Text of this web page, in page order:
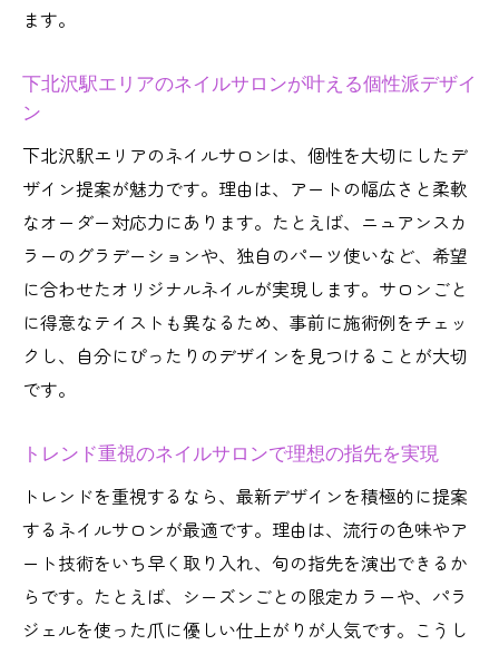
の見つけ方
限に発揮
ネイルサロンの口コミから分かる自分に合
うお店選び
自分らしさを尊重するネイルサロンの選び
方ガイド
ニュアンスネイル好き必見の最新デザイン集
旬のニュアンスネイルを楽しめるネイルサ
トレンド反映のネイルサロン最新デザイン
コレクション
ネイルサロンで叶う話題のニュアンスアー
ト紹介
ます。
下北沢駅エリアのネイルサロンが叶える個性派デザイ
ン
下北沢駅エリアのネイルサロンは、個性を大切にしたデ
ザイン提案が魅力です。理由は、アートの幅広さと柔軟
なオーダー対応力にあります。たとえば、ニュアンスカ
ラーのグラデーションや、独自のパーツ使いなど、希望
に合わせたオリジナルネイルが実現します。サロンごと
に得意なテイストも異なるため、事前に施術例をチェッ
クし、自分にぴったりのデザインを見つけることが大切
です。
トレンド重視のネイルサロンで理想の指先を実現
トレンドを重視するなら、最新デザインを積極的に提案
するネイルサロンが最適です。理由は、流行の色味やア
ート技術をいち早く取り入れ、旬の指先を演出できるか
らです。たとえば、シーズンごとの限定カラーや、パラ
ジェルを使った爪に優しい仕上がりが人気です。こうし